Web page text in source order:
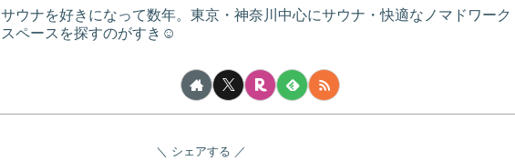
サウナを好きになって数年。東京・神奈川中心にサウナ・快適なノマドワーク
スペースを探すのがすき☺
シェアする